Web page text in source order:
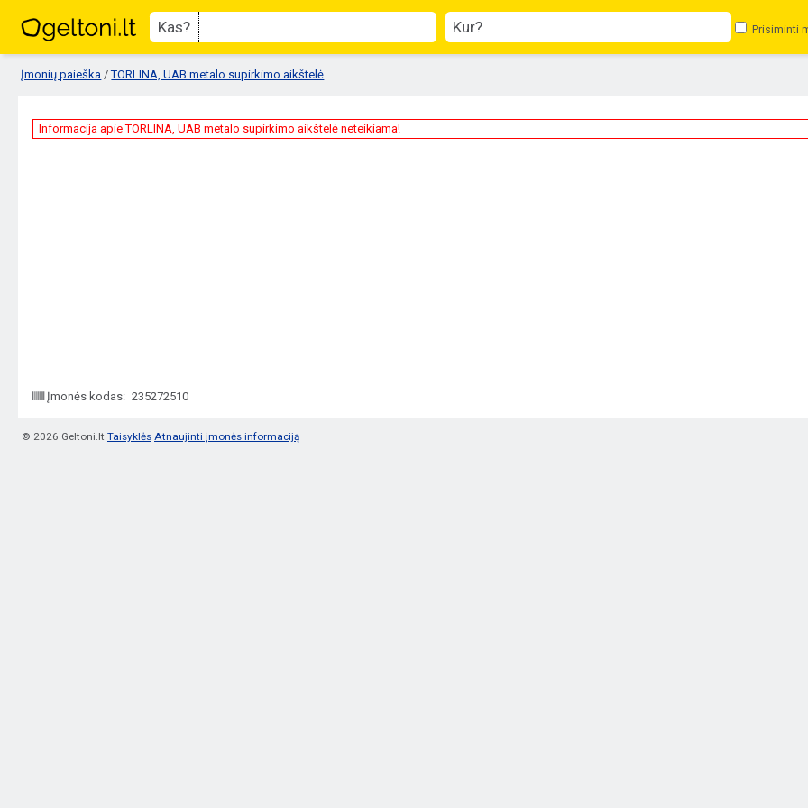
Kas? Kur? Prisiminti
Įmonių paieška /TORLINA, UAB metalo supirkimo aikštelė
Informacija apie TORLINA, UAB metalo supirkimo aikštelė neteikiama!
Įmonės kodas: 235272510
© 2026 Geltoni.lt Taisyklės Atnaujinti įmonės informaciją